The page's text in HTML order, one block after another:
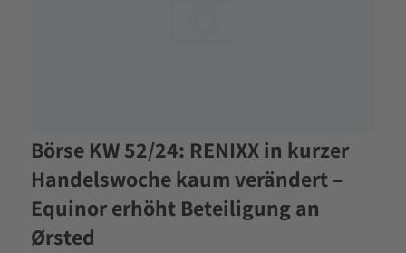
Börse KW 52/24: RENIXX in kurzer
Handelswoche kaum verändert –
Equinor erhöht Beteiligung an
Ørsted